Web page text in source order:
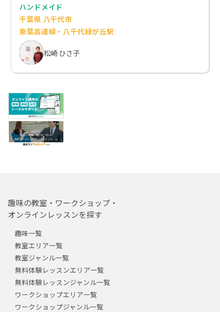
ハンドメイド
千葉県 八千代市
東葉高速線・八千代緑が丘駅
松崎 ひさ子
趣味の教室・ワークショップ・
オンラインレッスンを探す
趣味一覧
教室エリア一覧
教室ジャンル一覧
無料体験レッスンエリア一覧
無料体験レッスンジャンル一覧
ワークショップエリア一覧
ワークショップジャンル一覧